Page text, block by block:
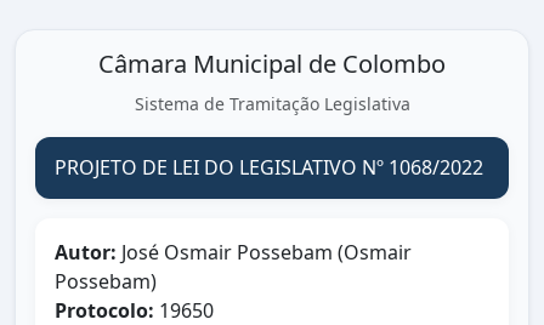
Câmara Municipal de Colombo
Sistema de Tramitação Legislativa
PROJETO DE LEI DO LEGISLATIVO Nº 1068/2022
Autor: José Osmair Possebam (Osmair
Possebam)
Protocolo: 19650